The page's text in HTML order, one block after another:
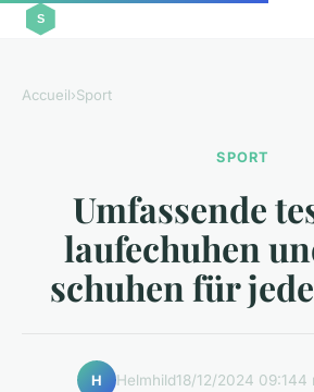
Accueil›Sport
SPORT
Umfassende
laufechuhen
schuhen für
H Helmhild18/12/2024 09:144